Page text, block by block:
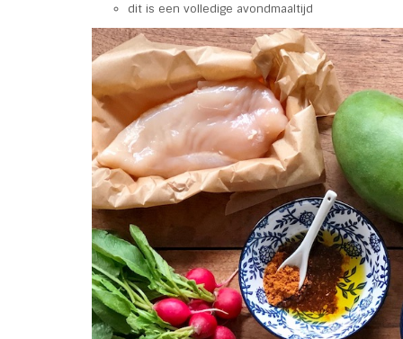
dit is een volledige avondmaaltijd